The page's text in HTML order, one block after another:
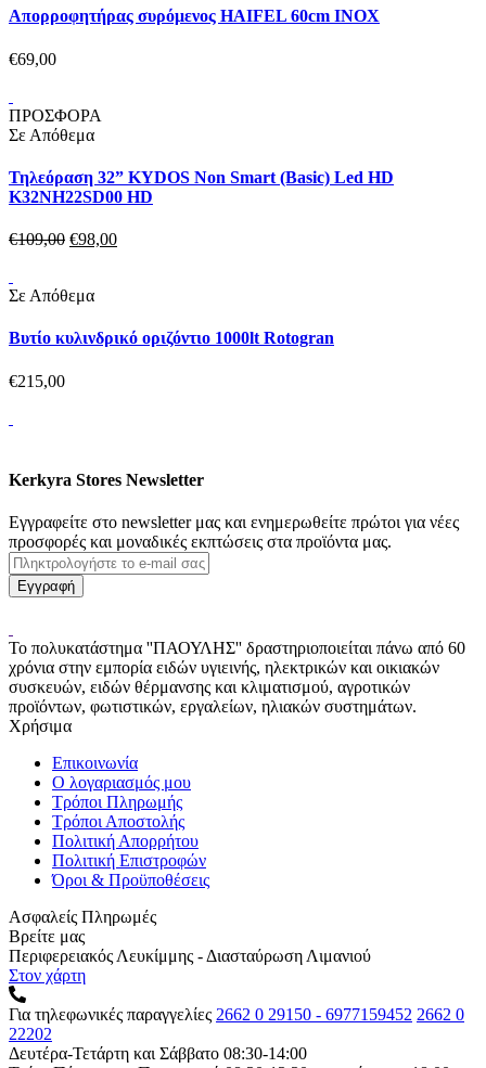
Απορροφητήρας συρόμενος HAIFEL 60cm INOX
€69,00
ΠΡΟΣΦΟΡΑ
Σε Απόθεμα
Τηλεόραση 32” KYDOS Non Smart (Basic) Led HD
K32NH22SD00 HD
€109,00 €98,00
Σε Απόθεμα
Βυτίο κυλινδρικό οριζόντιο 1000lt Rotogran
€215,00
Kerkyra Stores Newsletter
Εγγραφείτε στο newsletter μας και ενημερωθείτε πρώτοι για νέες
προσφορές και μοναδικές εκπτώσεις στα προϊόντα μας.
Το πολυκατάστημα ''ΠΑΟΥΛΗΣ'' δραστηριοποιείται πάνω από 60
χρόνια στην εμπορία ειδών υγιεινής, ηλεκτρικών και οικιακών
συσκευών, ειδών θέρμανσης και κλιματισμού, αγροτικών
προϊόντων, φωτιστικών, εργαλείων, ηλιακών συστημάτων.
Χρήσιμα
Επικοινωνία
Ο λογαριασμός μου
Τρόποι Πληρωμής
Τρόποι Αποστολής
Πολιτική Απορρήτου
Πολιτική Επιστροφών
Όροι & Προϋποθέσεις
Ασφαλείς Πληρωμές
Βρείτε μας
Περιφερειακός Λευκίμμης - Διασταύρωση Λιμανιού
Στον χάρτη
Για τηλεφωνικές παραγγελίες 2662 0 29150 - 6977159452 2662 0
22202
Δευτέρα-Τετάρτη και Σάββατο 08:30-14:00